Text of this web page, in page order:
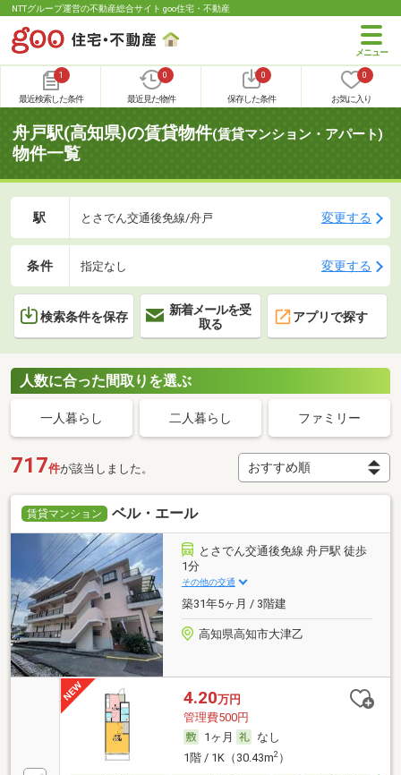
NTTグループ運営の不動産総合サイト goo住宅・不動産
1
最近検索した条件
0
最近見た物件
0
保存した条件
0
お気に入り
舟戸駅(高知県)の賃貸物件(賃貸マンション・アパート)
物件一覧
駅 とさでん交通後免線/舟戸 変更する
条件 指定なし 変更する
検索条件を保存
新着メールを受
取る
アプリで探す
人数に合った間取りを選ぶ
一人暮らし 二人暮らし ファミリー
717件が該当しました。
賃貸マンション ベル・エール
とさでん交通後免線 舟戸駅 徒歩
1分
その他の交通
築31年5ヶ月 / 3階建
高知県高知市大津乙
4.20万円
管理費500円
1ヶ月
なし
1階 / 1K（30.43m2）